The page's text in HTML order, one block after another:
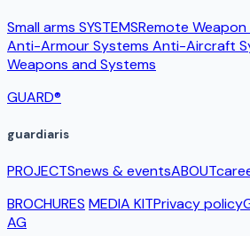
Small arms SYSTEMSRemote
Anti-Armour Systems Anti-Aircraft
Weapons and Systems
GUARD®
guardiaris
PROJECTSnews & eventsABOUT
BROCHURES MEDIA KITPrivacy policy
AG